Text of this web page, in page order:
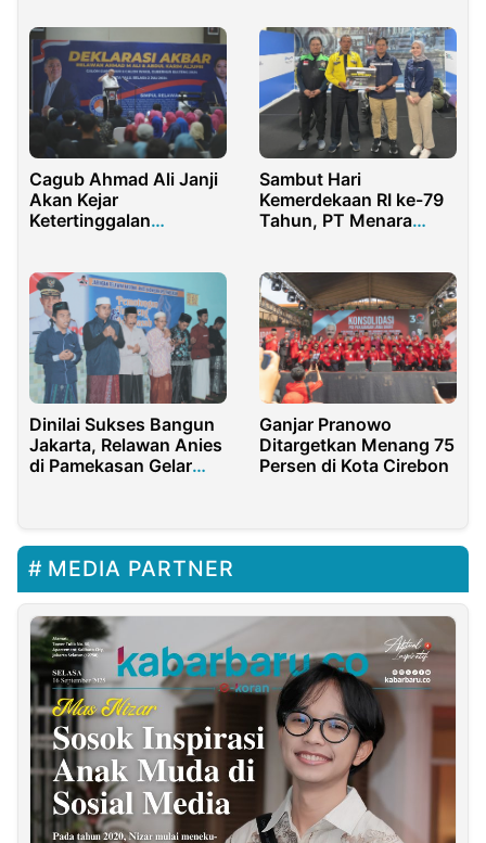
Cagub Ahmad Ali Janji
Akan Kejar
Ketertinggalan
Sambut Hari
Kemerdekaan RI ke-79
Tahun, PT Menara
Ojek tentang Safety
Riding
Dinilai Sukses Bangun
Jakarta, Relawan Anies
di Pamekasan Gelar
Ganjar Pranowo
Ditargetkan Menang 75
Persen di Kota Cirebon
MEDIA PARTNER